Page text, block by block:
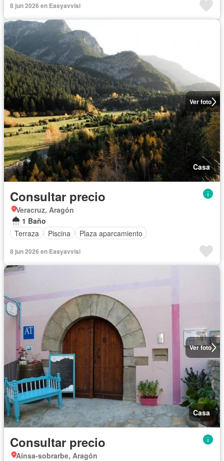
8 jun 2026 en Easyavvisi
Ver foto
Casa
Consultar precio
Veracruz, Aragón
1 Baño
Terraza
Piscina Plaza aparcamiento
8 jun 2026 en Easyavvisi
Ver foto
Casa
Consultar precio
Aínsa-sobrarbe, Aragón